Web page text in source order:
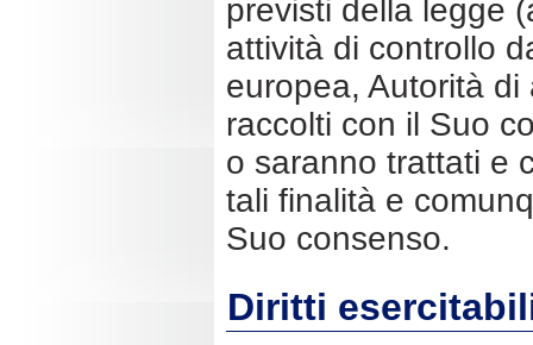
previsti della legge
attività di controllo
europea, Autorità
raccolti con il Suo
o saranno trattati e
tali finalità e
Suo consenso.
Diritti